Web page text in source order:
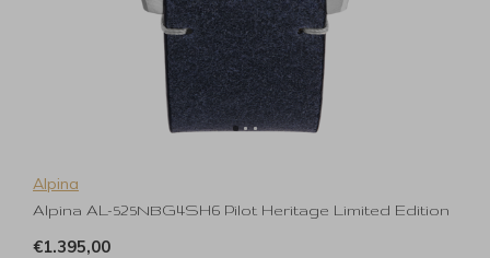
Alpina
Alpina AL-525NBG4SH6 Pilot Heritage Limited Edition
€1.395,00